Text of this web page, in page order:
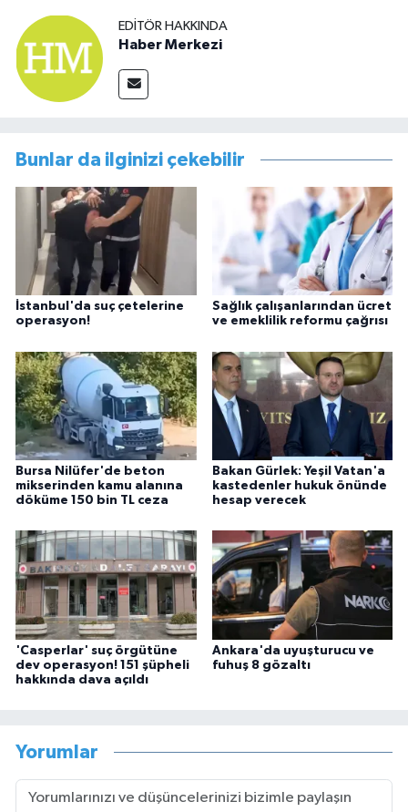
EDITÖR HAKKINDA
Haber Merkezi
Bunlar da ilginizi çekebilir
İstanbul'da suç çetelerine
operasyon!
Sağlık çalışanlarından ücret
ve emeklilik reformu çağrısı
Bursa Nilüfer'de beton
mikserinden kamu alanına
döküme 150 bin TL ceza
Bakan Gürlek: Yeşil Vatan'a
kastedenler hukuk önünde
hesap verecek
'Casperlar' suç örgütüne
dev operasyon! 151 şüpheli
hakkında dava açıldı
Ankara'da uyuşturucu ve
fuhuş 8 gözaltı
Yorumlar